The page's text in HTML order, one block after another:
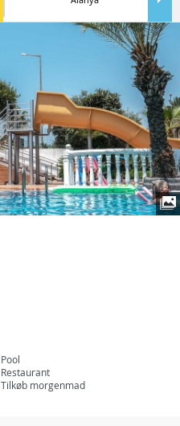
Pool
Restaurant
Tilkøb morgenmad